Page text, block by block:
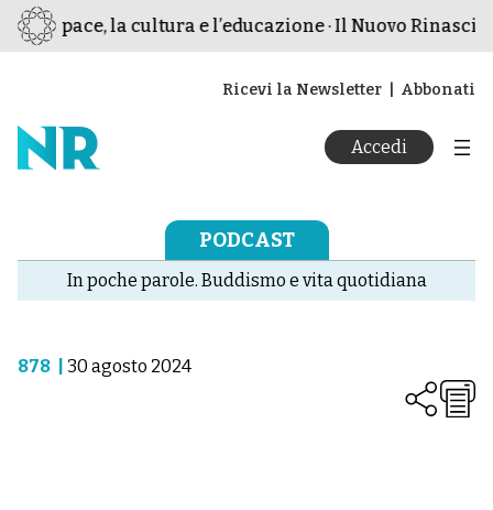
la pace, la cultura e l’educazione · Il Nuovo
Ricevi la Newsletter Abbonati
Accedi
PODCAST
In poche parole. Buddismo e vita quotidiana
878 30 agosto 2024